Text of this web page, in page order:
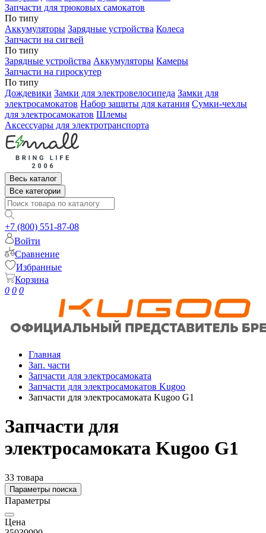
Запчасти для трюковых самокатов
По типу
Аккумуляторы Зарядные устройства Колеса
Запчасти на сигвей
По типу
Зарядные устройства Аккумуляторы Камеры
Запчасти на гироскутер
По типу
Дождевики Замки для электровелосипеда Замки для
электросамокатов Набор защиты для катания Сумки-чехлы
для электросамокатов Шлемы
Аксессуары для электротранспорта
Весь каталог
Все категории
+7 (800) 551-87-08
Войти
Сравнение
Избранные
Корзина
0 0 0
Главная
Зап. части
Запчасти для электросамоката
Запчасти для электросамокатов Kugoo
Запчасти для электросамоката Kugoo G1
Запчасти для
электросамоката Kugoo G1
33 товара
Параметры поиска
Параметры
Цена